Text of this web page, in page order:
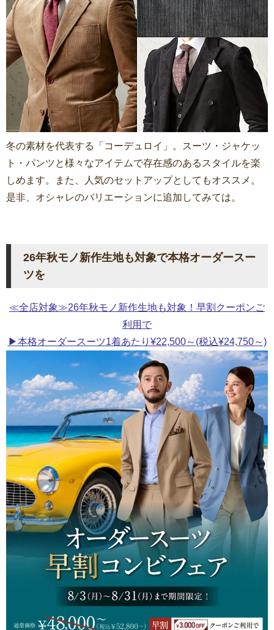
冬の素材を代表する「コーデュロイ」。スーツ・ジャケッ
ト・パンツと様々なアイテムで存在感のあるスタイルを楽
しめます。また、人気のセットアップとしてもオススメ。
是非、オシャレのバリエーションに追加してみては。
26年秋モノ新作生地も対象で本格オーダースー
ツを
≪全店対象≫26年秋モノ新作生地も対象！早割クーポンご
利用で
▶本格オーダースーツ1着あたり¥22,500～(税込¥24,750～)